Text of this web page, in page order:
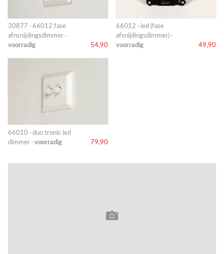
30877 · 66012 fase
afnsnijdingsdimmer ·
voorradig
54,90
66012 · led (fase
afsnijdingsdimmer) ·
voorradig
49,90
66010 · duo tronic led
dimmer · voorradig 79,90